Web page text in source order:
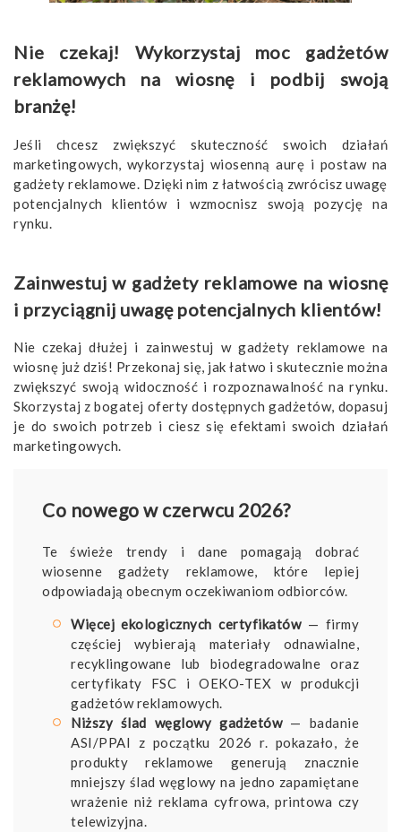
Nie czekaj! Wykorzystaj moc gadżetów
reklamowych na wiosnę i podbij swoją
branżę!
Jeśli chcesz zwiększyć skuteczność swoich działań
marketingowych, wykorzystaj wiosenną aurę i postaw na
gadżety reklamowe. Dzięki nim z łatwością zwrócisz uwagę
potencjalnych klientów i wzmocnisz swoją pozycję na
rynku.
Zainwestuj w gadżety reklamowe na wiosnę
i przyciągnij uwagę potencjalnych klientów!
Nie czekaj dłużej i zainwestuj w gadżety reklamowe na
wiosnę już dziś! Przekonaj się, jak łatwo i skutecznie można
zwiększyć swoją widoczność i rozpoznawalność na rynku.
Skorzystaj z bogatej oferty dostępnych gadżetów, dopasuj
je do swoich potrzeb i ciesz się efektami swoich działań
marketingowych.
Co nowego w czerwcu 2026?
Te świeże trendy i dane pomagają dobrać
wiosenne gadżety reklamowe, które lepiej
odpowiadają obecnym oczekiwaniom odbiorców.
Więcej ekologicznych certyfikatów— firmy
częściej wybierają materiały odnawialne,
recyklingowane lub biodegradowalne oraz
certyfikaty FSC i OEKO-TEX w produkcji
gadżetów reklamowych.
Niższy ślad węglowy gadżetów— badanie
ASI/PPAI z początku 2026 r. pokazało, że
produkty reklamowe generują znacznie
mniejszy ślad węglowy na jedno zapamiętane
wrażenie niż reklama cyfrowa, printowa czy
telewizyjna.